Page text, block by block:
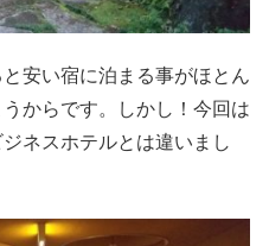
安い宿に泊まる事がほとん
からです。しかし！今回は
ネスホテルとは違いまし